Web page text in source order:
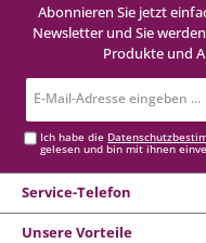
Abonnieren Sie jetzt
Newsletter und Sie
Produkte und
Ich habe die
gelesen und bin mit ihnen
Service-Telefon
Unsere Vorteile